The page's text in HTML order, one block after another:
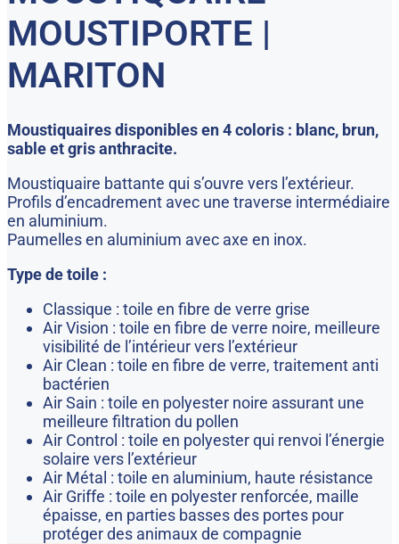
MOUSTIPORTE |
MARITON
Moustiquaires disponibles en 4 coloris : blanc, brun,
sable et gris anthracite.
Moustiquaire battante qui s’ouvre vers l’extérieur.
Profils d’encadrement avec une traverse intermédiaire
en aluminium.
Paumelles en aluminium avec axe en inox.
Type de toile :
Classique : toile en fibre de verre grise
Air Vision : toile en fibre de verre noire, meilleure
visibilité de l’intérieur vers l’extérieur
Air Clean : toile en fibre de verre, traitement anti
bactérien
Air Sain : toile en polyester noire assurant une
meilleure filtration du pollen
Air Control : toile en polyester qui renvoi l’énergie
solaire vers l’extérieur
Air Métal : toile en aluminium, haute résistance
Air Griffe : toile en polyester renforcée, maille
épaisse, en parties basses des portes pour
protéger des animaux de compagnie